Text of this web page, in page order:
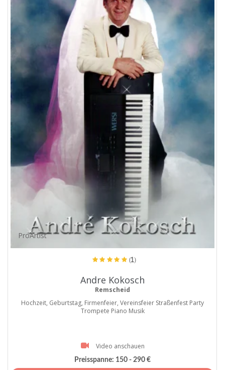
ProArtist
(1)
Andre Kokosch
Remscheid
Hochzeit, Geburtstag, Firmenfeier, Vereinsfeier Straßenfest Party
Trompete Piano Musik
Video anschauen
Preisspanne: 150 - 290 €